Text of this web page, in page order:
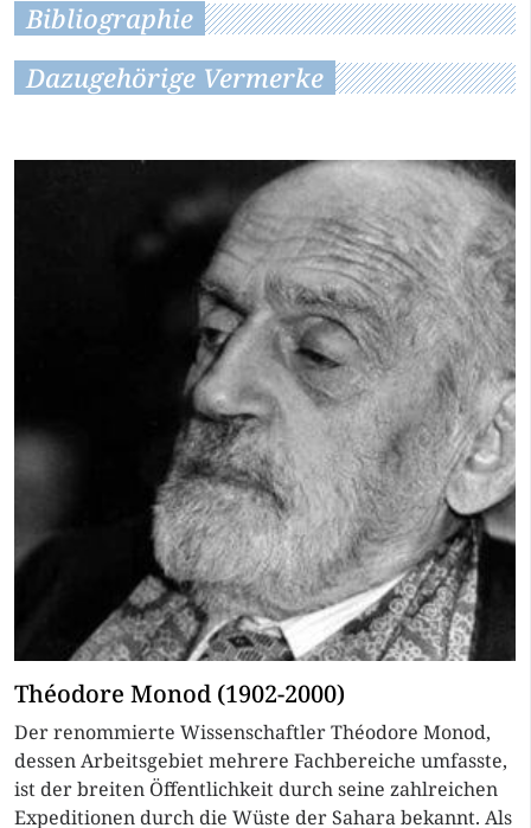
Bibliographie
Dazugehörige Vermerke
Théodore Monod (1902-2000)
Der renommierte Wissenschaftler Théodore Monod,
dessen Arbeitsgebiet mehrere Fachbereiche umfasste,
ist der breiten Öffentlichkeit durch seine zahlreichen
Expeditionen durch die Wüste der Sahara bekannt. Als